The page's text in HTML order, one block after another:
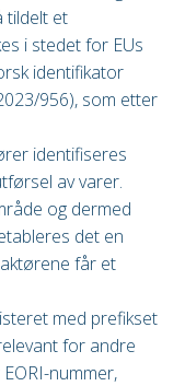
tildelt et
i stedet for EUs
identifikator
956), som etter
identifiseres
av varer.
og dermed
det en
får et
med prefikset
for andre
nummer,